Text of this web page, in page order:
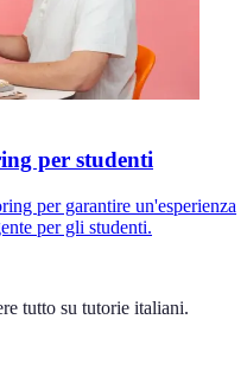
per studenti
per garantire un'esperienza
per gli studenti.
tutto su tutorie italiani.